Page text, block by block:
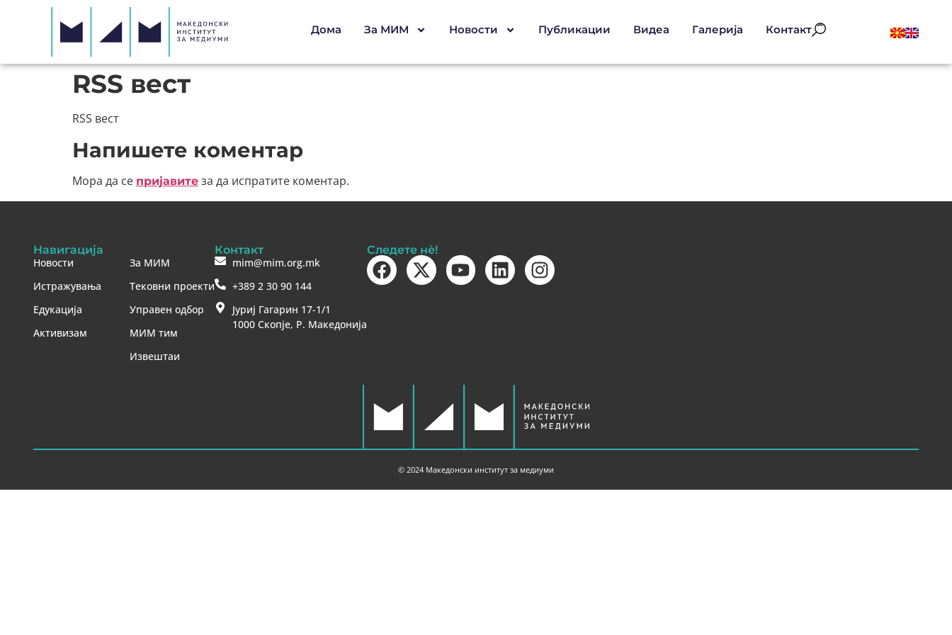
Дома За МИМ Новости Публикации Видеа Галерија Контакт
RSS вест
RSS вест
Напишете коментар
Мора да се пријавите за да испратите коментар.
Навигација
Новости
Истражувања
Едукација
Активизам
За МИМ
Тековни проекти
Управен одбор
МИМ тим
Извештаи
Контакт
mim@mim.org.mk
+389 2 30 90 144
Јуриј Гагарин 17-1/1
1000 Скопје, Р. Македонија
Следете нè!
© 2024 Македонски институт за медиуми